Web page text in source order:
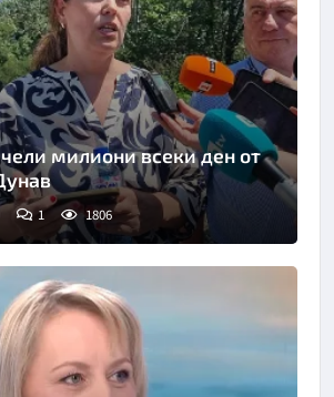
милиони всеки ден от
1 1806